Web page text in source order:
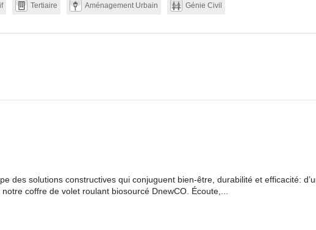
Tertiaire Aménagement Urbain Génie Civil
des solutions constructives qui conjuguent bien-être, durabilité et efficacité:
notre coffre de volet roulant biosourcé DnewCO. Écoute,...